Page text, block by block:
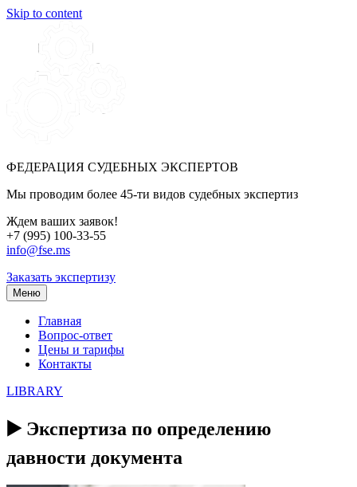
Skip to content
ФЕДЕРАЦИЯ СУДЕБНЫХ ЭКСПЕРТОВ
Мы проводим более 45-ти видов судебных экспертиз
Ждем ваших заявок!
+7 (995) 100-33-55
info@fse.ms
Заказать экспертизу
Меню
Главная
Вопрос-ответ
Цены и тарифы
Контакты
LIBRARY
▶️ Экспертиза по определению
давности документа